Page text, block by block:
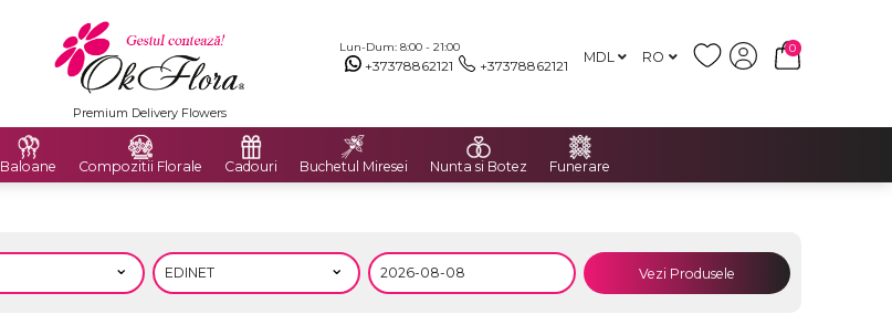
Lun-Dum: 8:00 - 21:00
+37378862121 +37378862121 MDL RO
0
Premium Delivery Flowers
Baloane Compozitii Florale Cadouri Buchetul Miresei Nunta si Botez Funerare
Vezi Produsele